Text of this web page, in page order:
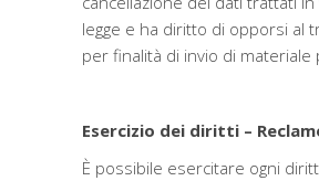
legge e ha diritto di opporsi al
per finalità di invio di materiale
Esercizio dei diritti –
È possibile esercitare ogni